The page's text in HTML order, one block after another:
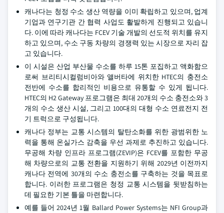
캐나다는 청정 수소 생산 역량을 이미 확립하고 있으며, 업계
기업과 연구기관 간 협력 사업도 활발하게 진행되고 있습니
다. 이에 따라 캐나다는 FCEV 기술 개발의 선도적 위치를 유지
하고 있으며, 수소 구동 차량의 경쟁력 있는 시장으로 자리 잡
고 있습니다.
이 시설은 산업 부산물 수소를 하루 15톤 포집하고 액화함으
로써 브리티시컬럼비아와 앨버타에 위치한 HTEC의 충전소
전반에 수소를 합리적인 비용으로 유통할 수 있게 됩니다.
HTEC의 H2 Gateway 프로그램은 최대 20개의 수소 충전소와 3
개의 수소 생산 시설, 그리고 100대의 대형 수소 연료전지 전
기 트럭으로 구성됩니다.
캐나다 정부는 교통 시스템의 탈탄소화를 위한 광범위한 노
력을 통해 온실가스 감축을 우선 과제로 추진하고 있습니다.
무공해 차량 인프라 프로그램(ZEVIP)은 FCEV를 포함한 무공
해 차량으로의 교통 전환을 지원하기 위해 2029년 이전까지
캐나다 전역에 30개의 수소 충전소를 구축하는 것을 목표로
합니다. 이러한 프로그램은 청정 교통 시스템을 뒷받침하는
데 필요한 기본 틀을 마련합니다.
예를 들어 2024년 1월 Ballard Power Systems는 NFI Group과